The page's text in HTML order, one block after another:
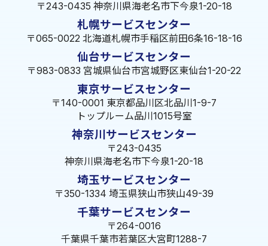
〒243-0435 神奈川県海老名市下今泉1-20-18
札幌サービスセンター
〒065-0022 北海道札幌市手稲区前田6条16-18-16
仙台サービスセンター
〒983-0833 宮城県仙台市宮城野区東仙台1-20-22
東京サービスセンター
〒140-0001 東京都品川区北品川1-9-7
トップルーム品川1015号室
神奈川サービスセンター
〒243-0435
神奈川県海老名市下今泉1-20-18
埼玉サービスセンター
〒350-1334 埼玉県狭山市狭山49-39
千葉サービスセンター
〒264-0016
千葉県千葉市若葉区大宮町1288-7